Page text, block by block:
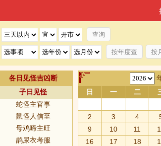
按年度查 按
各日见怪吉凶断
子日见怪
蛇怪主官事
鼠怪人信至
母鸡啼主旺
鹊屎衣考服
日 一 二
2
3 4
9
10 11
16
17 18